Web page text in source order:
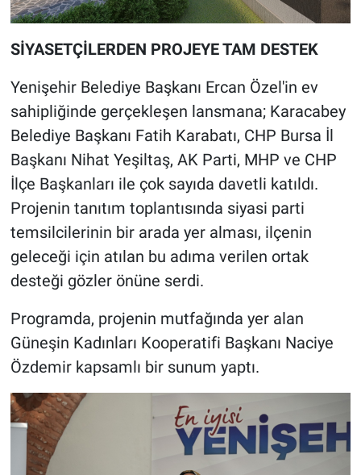
SİYASETÇİLERDEN PROJEYE TAM DESTEK
Yenişehir Belediye Başkanı Ercan Özel'in ev
sahipliğinde gerçekleşen lansmana; Karacabey
Belediye Başkanı Fatih Karabatı, CHP Bursa İl
Başkanı Nihat Yeşiltaş, AK Parti, MHP ve CHP
İlçe Başkanları ile çok sayıda davetli katıldı.
Projenin tanıtım toplantısında siyasi parti
temsilcilerinin bir arada yer alması, ilçenin
geleceği için atılan bu adıma verilen ortak
desteği gözler önüne serdi.
Programda, projenin mutfağında yer alan
Güneşin Kadınları Kooperatifi Başkanı Naciye
Özdemir kapsamlı bir sunum yaptı.